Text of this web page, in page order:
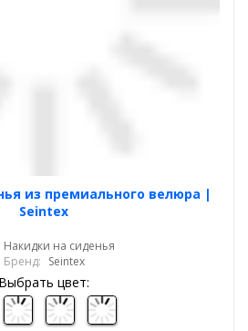
из премиального велюра |
Seintex
Накидки на сиденья
Бренд: Seintex
Выбрать цвет: